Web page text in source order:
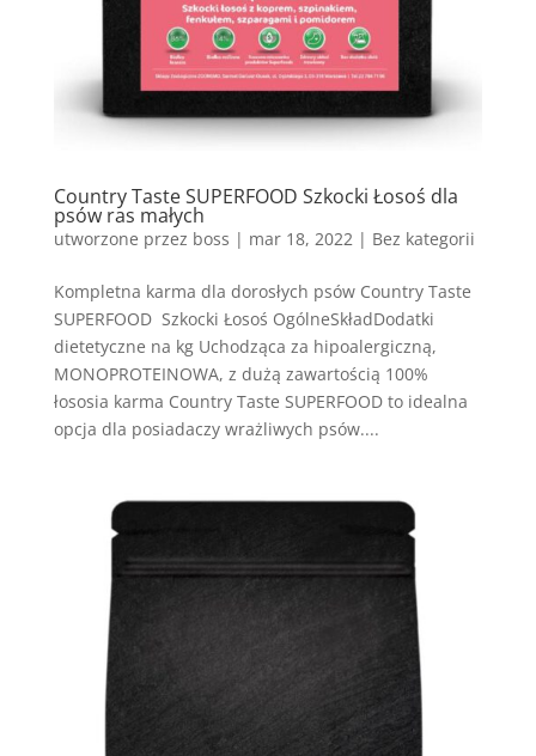
Country Taste SUPERFOOD Szkocki Łosoś dla
psów ras małych
utworzone przez boss | mar 18, 2022| Bez kategorii
Kompletna karma dla dorosłych psów Country Taste
SUPERFOOD Szkocki Łosoś OgólneSkładDodatki
dietetyczne na kg Uchodząca za hipoalergiczną,
MONOPROTEINOWA, z dużą zawartością 100%
łososia karma Country Taste SUPERFOOD to idealna
opcja dla posiadaczy wrażliwych psów....